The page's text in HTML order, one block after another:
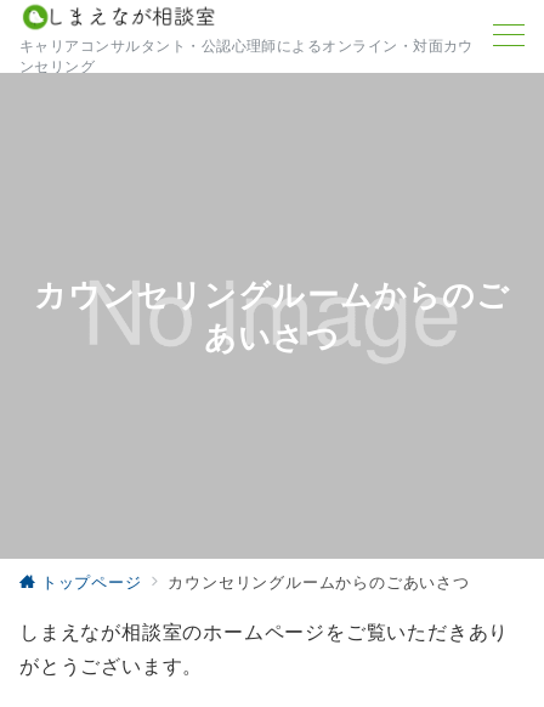
キャリアコンサルタント・公認心理師によるオンライン・対面カウ
ンセリング
カウンセリングルームからのご
あいさつ
トップページ カウンセリングルームからのごあいさつ
しまえなが相談室のホームページをご覧いただきあり
がとうございます。